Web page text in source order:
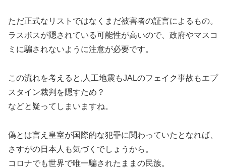
ただ正式なリストではなくまだ被害者の証言によるもの。
ラスボスが隠されている可能性が高いので、政府やマスコ
ミに騙されないように注意が必要です。
この流れを考えると,人工地震もJALのフェイク事故もエプ
スタイン裁判を隠すため？
などと疑ってしまいますね。
偽とは言え皇室が国際的な犯罪に関わっていたとなれば、
さすがの日本人も気づくでしょうから。
コロナでも世界で唯一騙されたままの民族。